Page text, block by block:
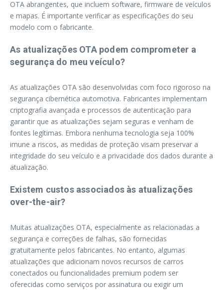
OTA abrangentes, que incluem software, firmware de veículos
e mapas. É importante verificar as especificações do seu
modelo com o fabricante.
As atualizações OTA podem comprometer a
segurança do meu veículo?
As atualizações OTA são desenvolvidas com foco rigoroso na
segurança cibernética automotiva. Fabricantes implementam
criptografia avançada e processos de autenticação para
garantir que as atualizações sejam seguras e venham de
fontes legítimas. Embora nenhuma tecnologia seja 100%
imune a riscos, as medidas de proteção visam preservar a
integridade do seu veículo e a privacidade dos dados durante a
atualização.
Existem custos associados às atualizações
over-the-air?
Muitas atualizações OTA, especialmente as relacionadas a
segurança e correções de falhas, são fornecidas
gratuitamente pelos fabricantes. No entanto, algumas
atualizações que adicionam novos recursos de carros
conectados ou funcionalidades premium podem ser
oferecidas como serviços por assinatura ou exigir um